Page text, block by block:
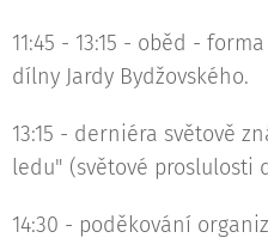
11:45 - 13:15 - oběd -
dílny Jardy Bydžovského.
13:15 - derniéra světově
ledu" (světové proslulosti
14:30 - poděkování